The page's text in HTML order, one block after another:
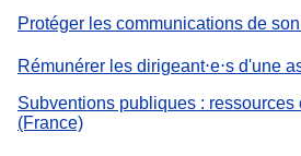
Protéger les communications de
Rémunérer les dirigeant⋅e⋅s d'une
Subventions publiques : ressources
(France)